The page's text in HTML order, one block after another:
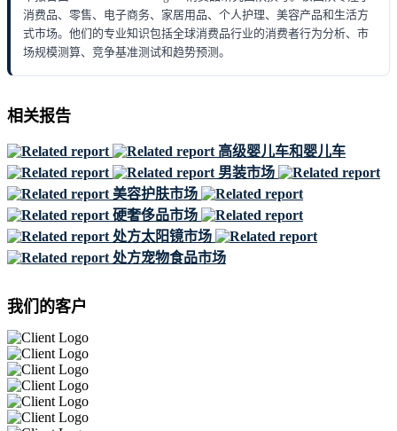
消费品、零售、电子商务、家居用品、个人护理、美容产品和生活方
式市场。他们的专业知识包括全球消费品行业的消费者行为分析、市
场规模测算、竞争基准测试和趋势预测。
相关报告
高级婴儿车和婴儿车
男装市场
美容护肤市场
硬奢侈品市场
处方太阳镜市场
处方宠物食品市场
我们的客户